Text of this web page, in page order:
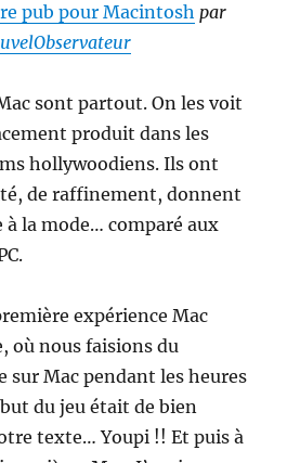
pub pour Macintosh par
sont partout. On les voit
produit dans les
hollywoodiens. Ils ont
de raffinement, donnent
à la mode… comparé aux
expérience Mac
où nous faisions du
Mac pendant les heures
du jeu était de bien
texte… Youpi !! Et puis à